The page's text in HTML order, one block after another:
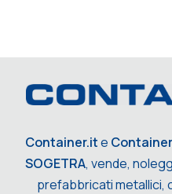
Container.ite
SOGETRA, vende,
prefabbricati metallici,